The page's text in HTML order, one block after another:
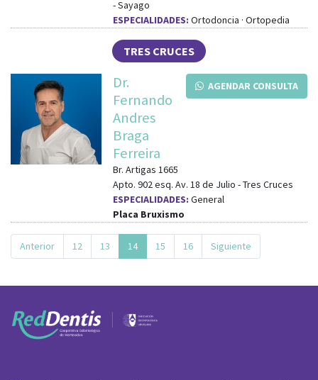
-Sayago
ESPECIALIDADES: Ortodoncia · Ortopedia
TRES CRUCES
AGENDAR CONSULTA
Dr.
Fernando
Andres
Braga
Ferreira
Br. Artigas 1665
Apto. 902esq. Av. 18 de Julio -Tres Cruces
ESPECIALIDADES: General
Placa Bruxismo
Anterior 12 13 14 15 16 Siguiente